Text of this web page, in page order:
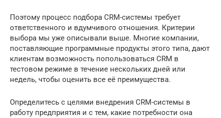
Поэтому процесс подбора CRM-системы требует
ответственного и вдумчивого отношения. Критерии
выбора мы уже описывали выше. Многие компании,
поставляющие программные продукты этого типа, дают
клиентам возможность попользоваться CRM в
тестовом режиме в течение нескольких дней или
недель, чтобы оценить все её преимущества.
Определитесь с целями внедрения CRM-системы в
работу предприятия и с тем, какие потребности она